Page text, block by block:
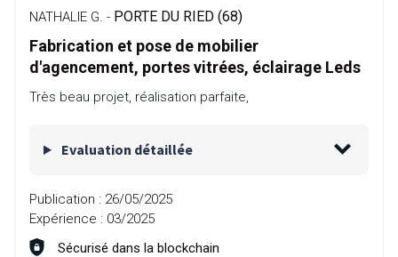
NATHALIE G. - PORTE DU RIED (68)
Fabrication et pose de mobilier
d'agencement, portes vitrées, éclairage Leds
Très beau projet, réalisation parfaite,
Evaluation détaillée
Publication : 26/05/2025
Expérience : 03/2025
Sécurisé dans la blockchain